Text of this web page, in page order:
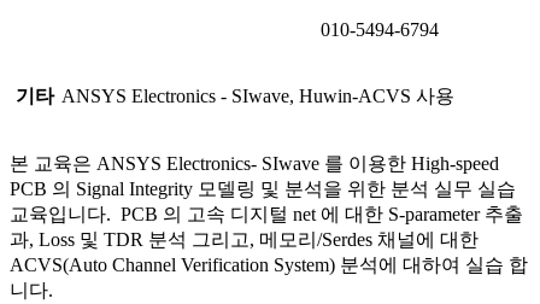
010-5494-6794
기타 ANSYS Electronics - SIwave, Huwin-ACVS 사용
본 교육은 ANSYS Electronics- SIwave 를 이용한 High-speed
PCB 의 Signal Integrity 모델링 및 분석을 위한 분석 실무 실습
교육입니다. PCB 의 고속 디지털 net 에 대한 S-parameter 추출
과, Loss 및 TDR 분석 그리고, 메모리/Serdes 채널에 대한
ACVS(Auto Channel Verification System) 분석에 대하여 실습 합
니다.